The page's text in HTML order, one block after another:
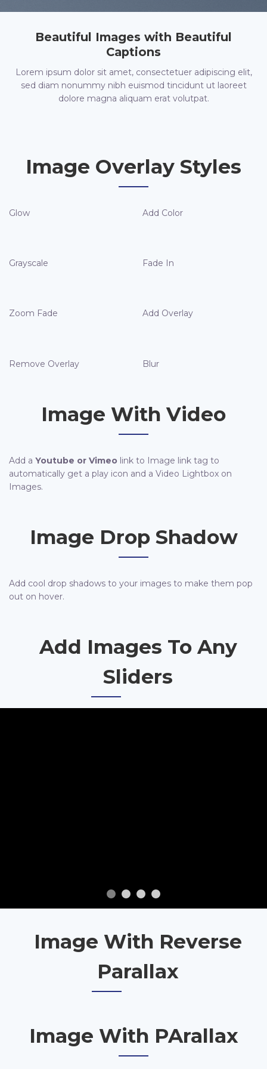
Beautiful Images with Beautiful
Captions
Lorem ipsum dolor sit amet, consectetuer adipiscing elit,
sed diam nonummy nibh euismod tincidunt ut laoreet
dolore magna aliquam erat volutpat.
Image Overlay Styles
Glow Add Color
Grayscale Fade In
Zoom Fade Add Overlay
Remove Overlay Blur
Image With Video
Add a Youtube or Vimeo link to Image link tag to
automatically get a play icon and a Video Lightbox on
Images.
Image Drop Shadow
Add cool drop shadows to your images to make them pop
out on hover.
Add Images To Any
Sliders
Image With Reverse
Parallax
Image With PArallax